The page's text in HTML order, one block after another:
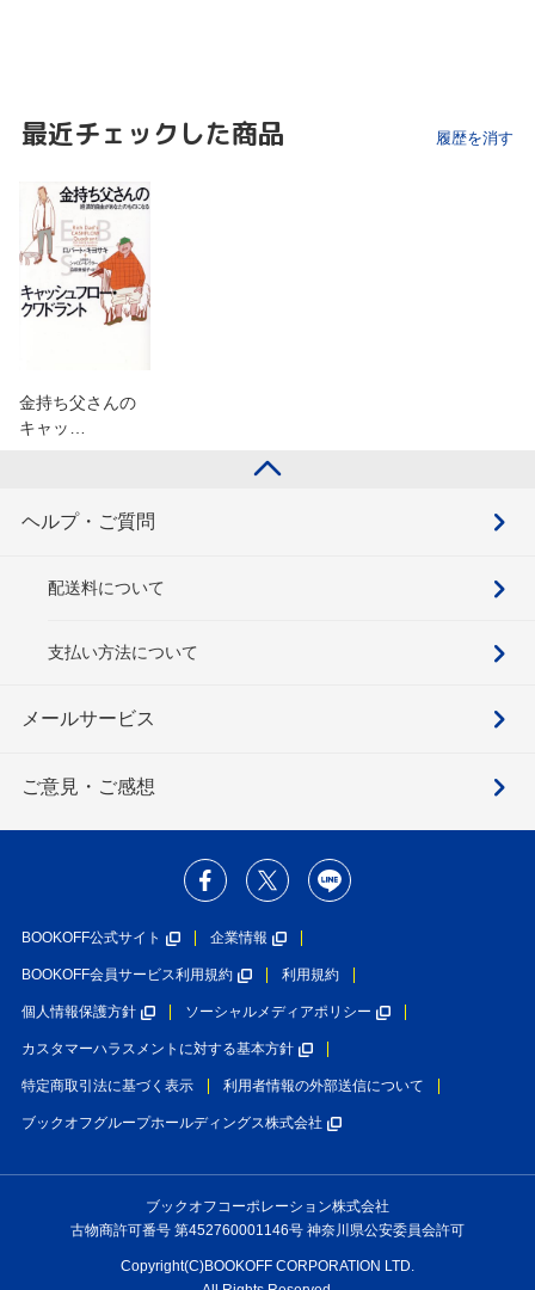
最近チェックした商品 履歴を消す
金持ち父さんの
キャッ…
ヘルプ・ご質問
配送料について
支払い方法について
メールサービス
ご意見・ご感想
BOOKOFF公式サイト 企業情報
BOOKOFF会員サービス利用規約 利用規約
個人情報保護方針 ソーシャルメディアポリシー
カスタマーハラスメントに対する基本方針
特定商取引法に基づく表示 利用者情報の外部送信について
ブックオフグループホールディングス株式会社
ブックオフコーポレーション株式会社
古物商許可番号 第452760001146号 神奈川県公安委員会許可
Copyright(C)BOOKOFF CORPORATION LTD.